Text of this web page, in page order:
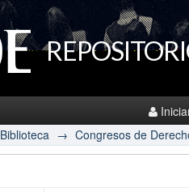
Biblioteca → Congresos de